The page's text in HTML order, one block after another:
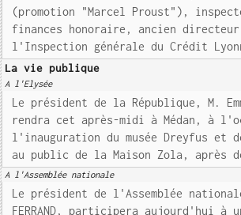
(promotion "Marcel Proust"),
finances honoraire, ancien
l'Inspection générale du Crédit
La vie publique
A l'Elysée
Le président de la République, M.
rendra cet après-midi à Médan, à
l'inauguration du musée Dreyfus et
au public de la Maison Zola, après
A l'Assemblée nationale
Le président de l'Assemblée
FERRAND, participera aujourd'hui à